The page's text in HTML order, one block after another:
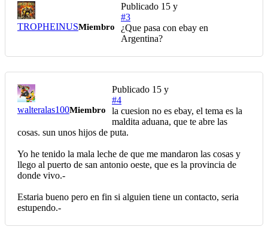
TROPHEINUSMiembro
Publicado 15 y
#3
¿Que pasa con ebay en
Argentina?
walteralas100Miembro
Publicado 15 y
#4
la cuesion no es ebay, el tema es la
maldita aduana, que te abre las
cosas. sun unos hijos de puta.
Yo he tenido la mala leche de que me mandaron las cosas y
llego al puerto de san antonio oeste, que es la provincia de
donde vivo.-
Estaria bueno pero en fin si alguien tiene un contacto, seria
estupendo.-